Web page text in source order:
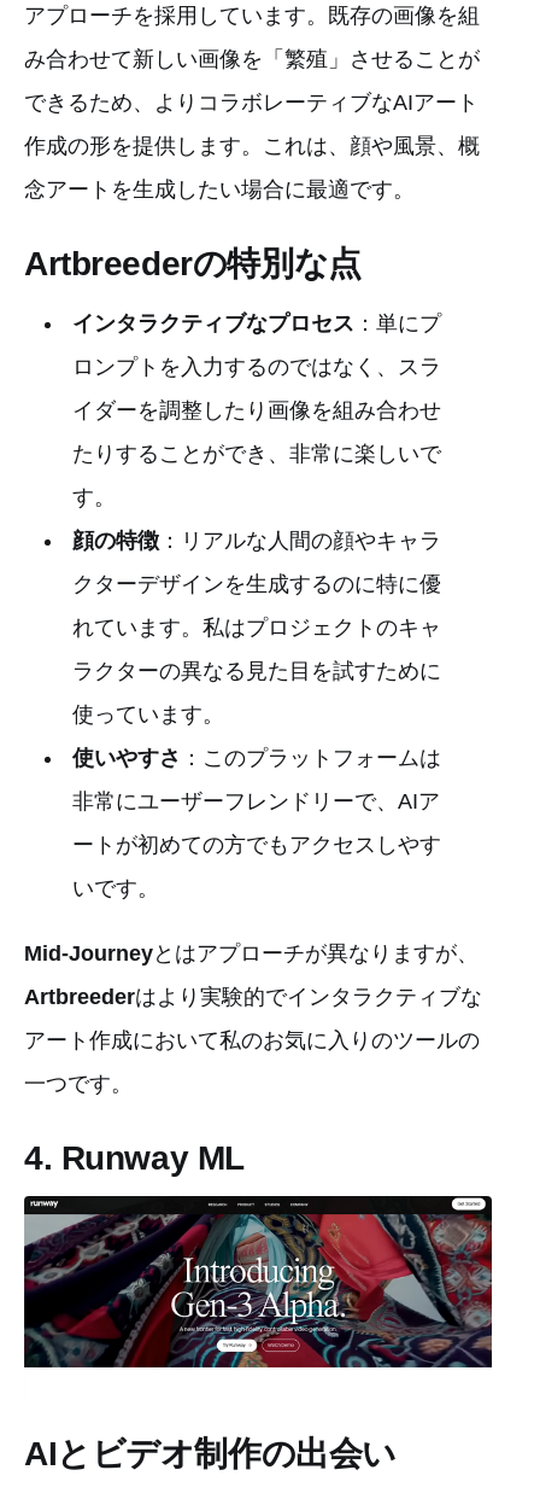
アプローチを採用しています。既存の画像を組
み合わせて新しい画像を「繁殖」させることが
できるため、よりコラボレーティブなAIアート
作成の形を提供します。これは、顔や風景、概
念アートを生成したい場合に最適です。
Artbreederの特別な点
インタラクティブなプロセス ：単にプ
ロンプトを入力するのではなく、スラ
イダーを調整したり画像を組み合わせ
たりすることができ、非常に楽しいで
す。
顔の特徴：リアルな人間の顔やキャラ
クターデザインを生成するのに特に優
れています。私はプロジェクトのキャ
ラクターの異なる見た目を試すために
使っています。
使いやすさ ：このプラットフォームは
非常にユーザーフレンドリーで、AIア
ートが初めての方でもアクセスしやす
いです。
Mid-Journeyとはアプローチが異なりますが、
Artbreederはより実験的でインタラクティブな
アート作成において私のお気に入りのツールの
一つです。
4. Runway ML
AIとビデオ制作の出会い